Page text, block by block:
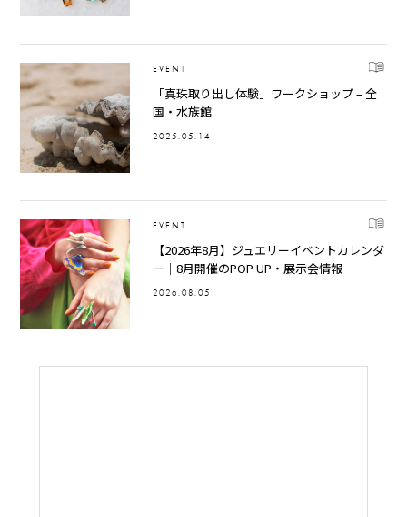
EVENT
「真珠取り出し体験」ワークショップ – 全
国・水族館
2025.05.14
EVENT
【2026年8月】ジュエリーイベントカレンダ
ー｜8月開催のPOP UP・展示会情報
2026.08.05